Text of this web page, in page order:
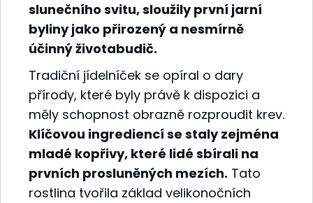
slunečního svitu, sloužily první jarní
byliny jako přirozený a nesmírně
účinný životabudič.
Tradiční jídelníček se opíral o dary
přírody, které byly právě k dispozici a
měly schopnost obrazně rozproudit krev.
Klíčovou ingrediencí se staly zejména
mladé kopřivy, které lidé sbírali na
prvních prosluněných mezích. Tato
rostlina tvořila základ velikonočních